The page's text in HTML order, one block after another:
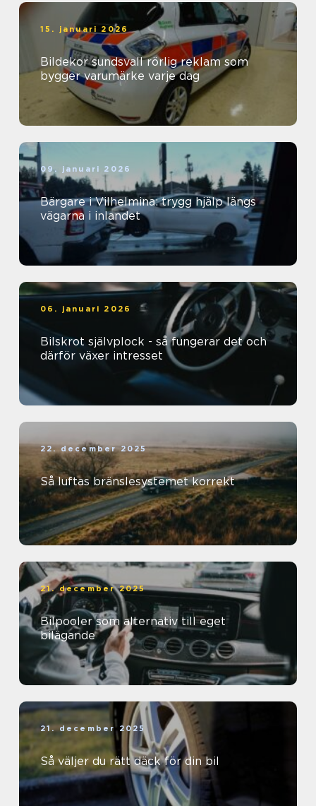
15. januari 2026
Bildekor sundsvall rörlig reklam som
bygger varumärke varje dag
09. januari 2026
Bärgare i Vilhelmina: trygg hjälp längs
vägarna i inlandet
06. januari 2026
Bilskrot självplock - så fungerar det och
därför växer intresset
22. december 2025
Så luftas bränslesystemet korrekt
21. december 2025
Bilpooler som alternativ till eget
bilägande
21. december 2025
Så väljer du rätt däck för din bil